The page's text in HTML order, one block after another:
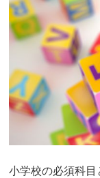
小学校の必須科